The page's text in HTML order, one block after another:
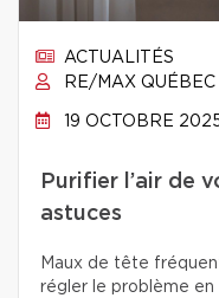
ACTUALITÉS
RE/MAX QUÉBEC
19 OCTOBRE
Purifier l’air de
astuces
Maux de tête
régler le problème en